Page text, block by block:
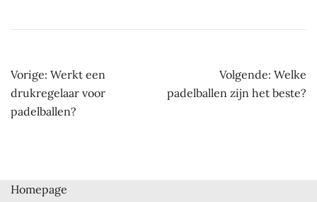
Bericht
navigatie
Vorige: Werkt een
drukregelaar voor
padelballen?
Volgende: Welke
padelballen zijn het beste?
Homepage